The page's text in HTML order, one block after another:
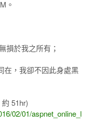
。
損於我之所有；
在，我卻不因此身處黑
約 51hr)
02/01/aspnet_online_l